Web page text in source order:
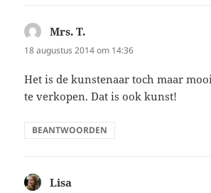
Mrs. T.
18 augustus 2014 om 14:36
Het is de kunstenaar toch maar
te verkopen. Dat is ook kunst!
BEANTWOORDEN
Lisa